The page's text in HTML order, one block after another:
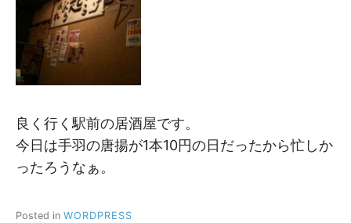
良く行く駅前の居酒屋です。
今日は手羽の唐揚が1本10円の日だったから忙しか
ったろうなぁ。
Posted in WORDPRESS